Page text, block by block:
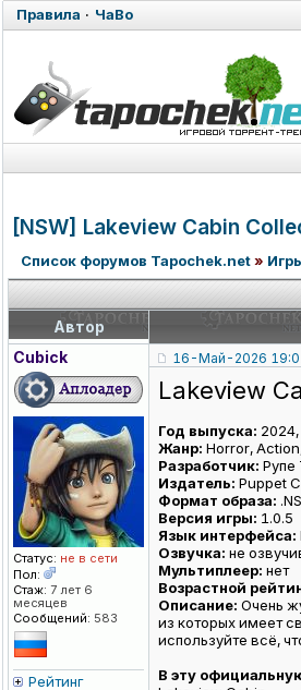
Правила · ЧаВо
[NSW] Lakeview Cabin
Список форумов Tapochek.net»
Автор
Cubick
Статус: не в сети
Пол:
Стаж: 7 лет 6
месяцев
Сообщений: 583
Рейтинг
16-Май-2026
Lakeview
Год выпуска: 2024,
Жанр: Horror,
Разработчик: Рупе
Издатель: Puppet
Формат образа:
Версия игры: 1.0.5
Язык интерфейса:
Озвучка: не
Мультиплеер: нет
Возрастной
Описание: Очень
из которых имеет
используйте всё,
В эту